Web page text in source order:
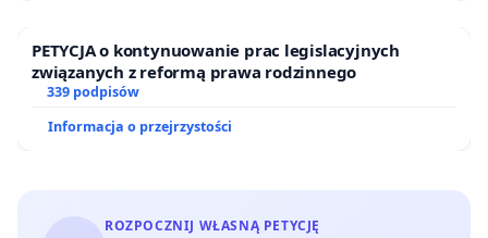
PETYCJA o kontynuowanie prac legislacyjnych
związanych z reformą prawa rodzinnego
339 podpisów
Informacja o przejrzystości
ROZPOCZNIJ WŁASNĄ PETYCJĘ